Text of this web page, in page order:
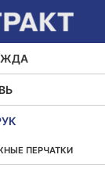
ПЕРЧАТКИ